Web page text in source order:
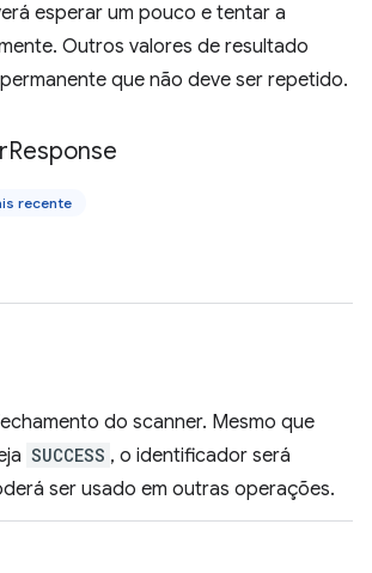
esperar um pouco e tentar a
Outros valores de resultado
que não deve ser repetido.
Response
recente
do scanner. Mesmo que
SUCCESS , o identificador será
ser usado em outras operações.